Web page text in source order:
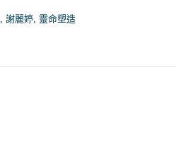
,謝麗婷 靈命塑造